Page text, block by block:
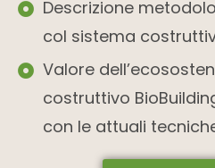
Descrizione
col sistema
Valore
costruttivo
con le attuali